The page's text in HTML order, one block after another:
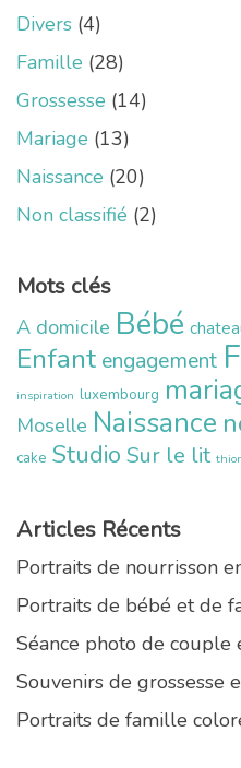
Divers (4)
Famille (28)
Grossesse (14)
Mariage (13)
Naissance (20)
Non classifié (2)
Mots clés
A domicile Bébé
Enfant engagement
inspiration luxembourg
Moselle Naissance
cake Studio Sur le lit
Articles Récents
Portraits de nourrisson
Portraits de bébé et de
Séance photo de couple
Souvenirs de grossesse
Portraits de famille